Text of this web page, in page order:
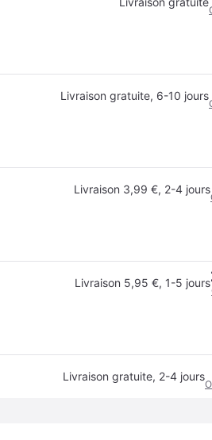
Livraison gratuite, 6-10 jours
Livraison 3,99 €, 2-4 jours
Livraison 5,95 €, 1-5 jours
Livraison gratuite, 2-4 jours